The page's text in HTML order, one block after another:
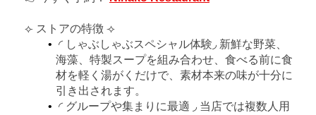
⟣ ストアの特徴 ⟢
◜ しゃぶしゃぶスペシャル体験◞ 新鮮な野菜、
海藻、特製スープを組み合わせ、食べる前に食
材を軽く湯がくだけで、素材本来の味が十分に
引き出されます。
◜ グループや集まりに最適 ◞ 当店では複数人用